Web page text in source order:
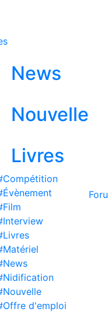
News
Nouvelle
Livres
d'emploi